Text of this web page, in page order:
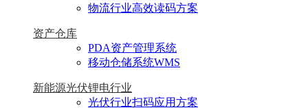
物流行业高效读码方案
资产仓库
PDA资产管理系统
移动仓储系统WMS
新能源光伏锂电行业
光伏行业扫码应用方案